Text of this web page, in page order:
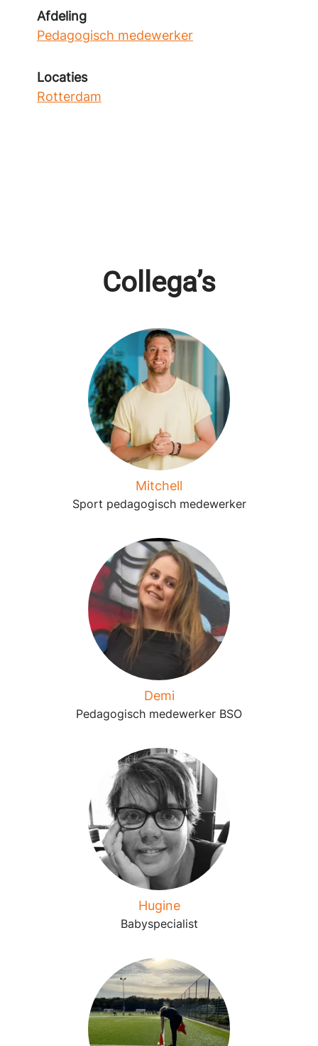
Afdeling
Pedagogisch medewerker
Locaties
Rotterdam
Collega’s
Mitchell
Sport pedagogisch medewerker
Demi
Pedagogisch medewerker BSO
Hugine
Babyspecialist